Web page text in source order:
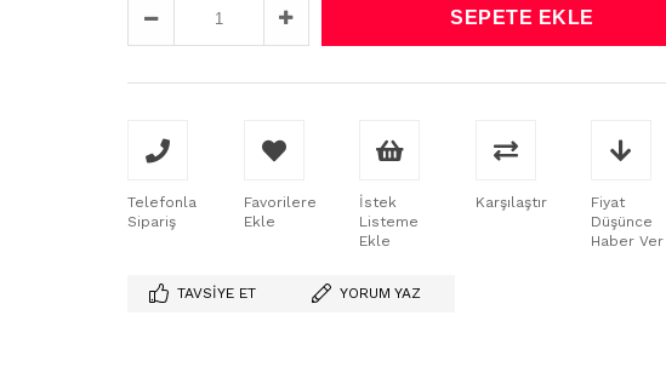
Telefonla
Sipariş
Favorilere
Ekle
İstek
Listeme
Ekle
Karşılaştır
Fiyat
Düşünce
Haber Ver
TAVSIYE ET YORUM YAZ